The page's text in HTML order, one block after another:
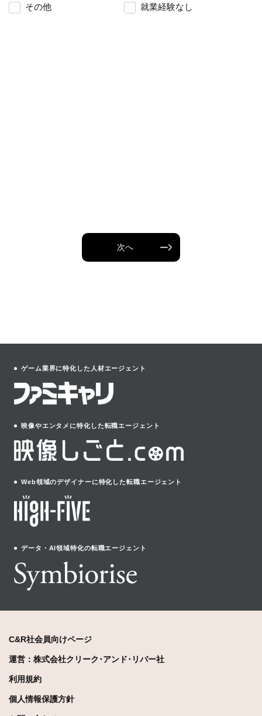
その他 就業経験なし
次へ
ゲーム業界に特化した人材エージェント
映像やエンタメに特化した転職エージェント
Web領域のデザイナーに特化した転職エージェント
データ・AI領域特化の転職エージェント
C&R社会員向けページ
運営：株式会社クリーク･アンド･リバー社
利用規約
個人情報保護方針